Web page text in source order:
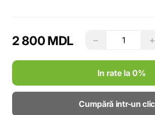
2 800 MDL − +
In rate la 0%
Cumpără intr-un